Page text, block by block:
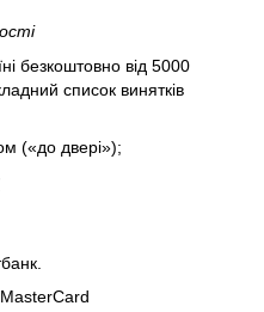
безкоштовно від 5000
список винятків
(«до двері»);
MasterCard